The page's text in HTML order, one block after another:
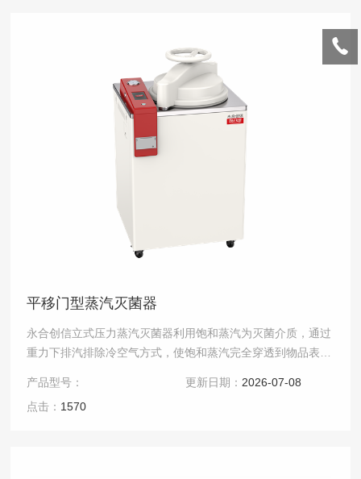
平移门型蒸汽灭菌器
永合创信立式压力蒸汽灭菌器利用饱和蒸汽为灭菌介质，通过
重力下排汽排除冷空气方式，使饱和蒸汽完全穿透到物品表
效.....
产品型号： 更新日期： 2026-07-08
点击： 1570